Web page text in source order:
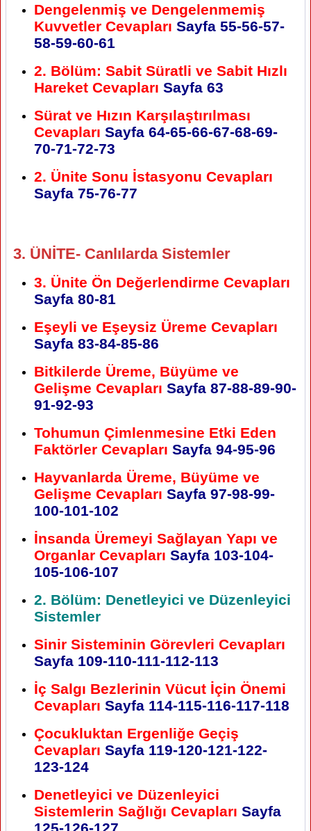
Dengelenmiş ve Dengelenmemiş
Kuvvetler Cevapları Sayfa 55-56-57-
58-59-60-61
2. Bölüm: Sabit Süratli ve Sabit Hızlı
Hareket Cevapları Sayfa 63
Sürat ve Hızın Karşılaştırılması
Cevapları Sayfa 64-65-66-67-68-69-
70-71-72-73
2. Ünite Sonu İstasyonu Cevapları
Sayfa 75-76-77
3. ÜNİTE- Canlılarda Sistemler
3. Ünite Ön Değerlendirme Cevapları
Sayfa 80-81
Eşeyli ve Eşeysiz Üreme Cevapları
Sayfa 83-84-85-86
Bitkilerde Üreme, Büyüme ve
Gelişme Cevapları Sayfa 87-88-89-90-
91-92-93
Tohumun Çimlenmesine Etki Eden
Faktörler Cevapları Sayfa 94-95-96
Hayvanlarda Üreme, Büyüme ve
Gelişme Cevapları Sayfa 97-98-99-
100-101-102
İnsanda Üremeyi Sağlayan Yapı ve
Organlar Cevapları Sayfa 103-104-
105-106-107
2. Bölüm: Denetleyici ve Düzenleyici
Sistemler
Sinir Sisteminin Görevleri Cevapları
Sayfa 109-110-111-112-113
İç Salgı Bezlerinin Vücut İçin Önemi
Cevapları Sayfa 114-115-116-117-118
Çocukluktan Ergenliğe Geçiş
Cevapları Sayfa 119-120-121-122-
123-124
Denetleyici ve Düzenleyici
Sistemlerin Sağlığı Cevapları Sayfa
125-126-127